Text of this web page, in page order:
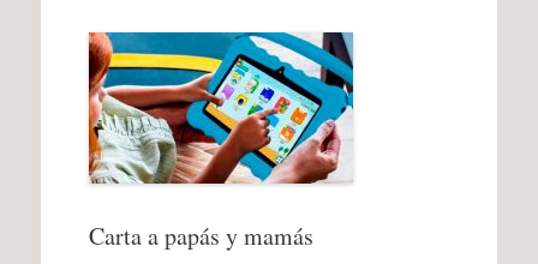
Carta a papás y mamás